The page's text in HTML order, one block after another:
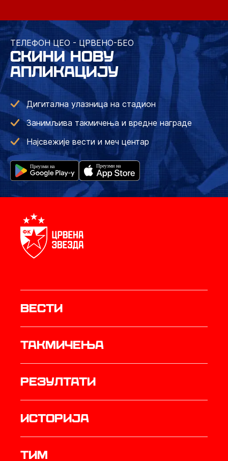
ТЕЛЕФОН ЦЕО - ЦРВЕНО-БЕО
СКИНИ НОВУ
АПЛИКАЦИЈУ
Дигитална улазница на стадион
Занимљива такмичења и вредне награде
Најсвежије вести и меч центар
Вести
Такмичења
резултати
историја
ТИМ